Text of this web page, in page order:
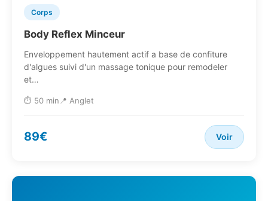
Corps
Body Reflex Minceur
Enveloppement hautement actif a base de confiture
d'algues suivi d'un massage tonique pour remodeler
et…
⏱️ 50 min 📍 Anglet
89€ Voir